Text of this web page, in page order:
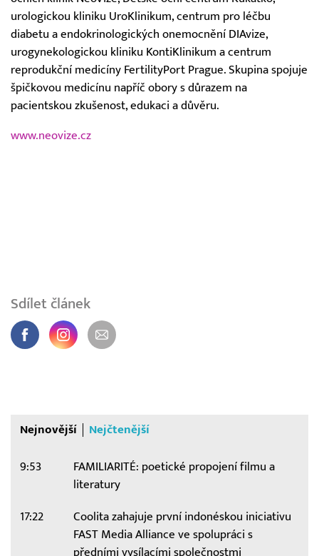
urologickou kliniku UroKlinikum, centrum pro léčbu
diabetu a endokrinologických onemocnění DIAvize,
urogynekologickou kliniku KontiKlinikum a centrum
reprodukční medicíny FertilityPort Prague. Skupina spojuje
špičkovou medicínu napříč obory s důrazem na
pacientskou zkušenost, edukaci a důvěru.
www.neovize.cz
Sdílet článek
Nejnovější Nejčtenější
9:53
FAMILIARITÉ: poetické propojení filmu a
literatury
17:22
Coolita zahajuje první indonéskou iniciativu
FAST Media Alliance ve spolupráci s
předními vysílacími společnostmi